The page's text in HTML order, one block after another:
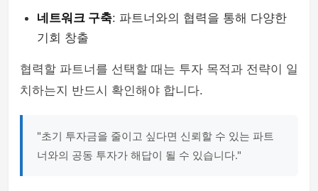
네트워크 구축: 파트너와의 협력을 통해 다양한
기회 창출
협력할 파트너를 선택할 때는 투자 목적과 전략이 일
치하는지 반드시 확인해야 합니다.
"초기 투자금을 줄이고 싶다면 신뢰할 수 있는 파트
너와의 공동 투자가 해답이 될 수 있습니다."